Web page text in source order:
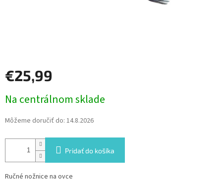
€25,99
cena:
Na centrálnom sklade
Môžeme doručiť do: 14.8.2026
Pridať do košíka
Ručné nožnice na ovce